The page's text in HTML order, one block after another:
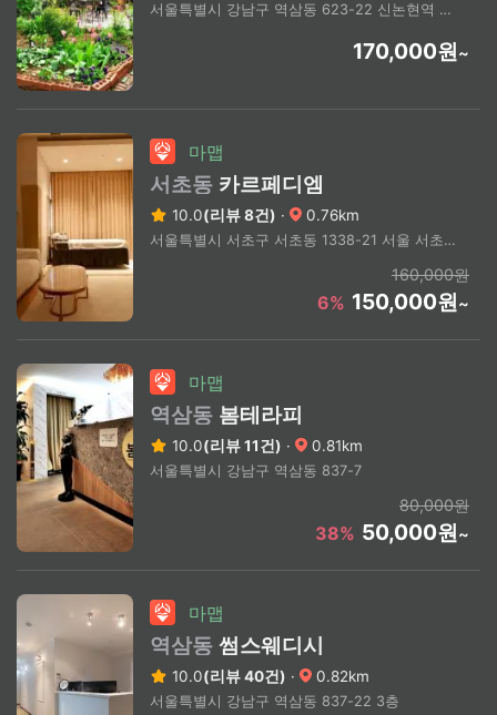
서울특별시 강남구 역삼동 623-22 신논현역 4번출구 도보7분 / 역삼동.국기원 도보 3분
170,000원~
마맵
서초동 카르페디엠
10.0(리뷰 8건) · 0.76km
서울특별시 서초구 서초동 1338-21 서울 서초구 서초동 1338-20
160,000원
6% 150,000원~
마맵
역삼동 봄테라피
10.0(리뷰 11건) · 0.81km
서울특별시 강남구 역삼동 837-7
80,000원
38% 50,000원~
마맵
역삼동 썸스웨디시
10.0(리뷰 40건) · 0.82km
서울특별시 강남구 역삼동 837-22 3층